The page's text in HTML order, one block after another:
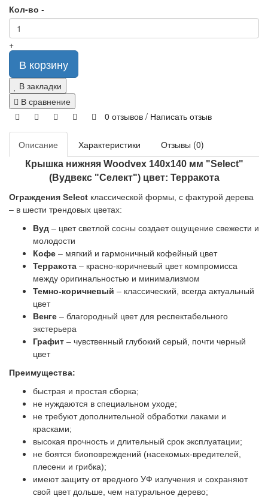
Кол-во -
+
В корзину
В закладки
В сравнение
0 отзывов / Написать отзыв
Описание Характеристики Отзывы (0)
Крышка нижняя Woodvex 140x140 мм "Select"
(Вудвекс "Селект") цвет: Терракота
Ограждения Select классической формы, с фактурой дерева
– в шести трендовых цветах:
Вуд – цвет светлой сосны создает ощущение свежести и
молодости
Кофе – мягкий и гармоничный кофейный цвет
Терракота – красно-коричневый цвет компромисса
между оригинальностью и минимализмом
Темно-коричневый – классический, всегда актуальный
цвет
Венге – благородный цвет для респектабельного
экстерьера
Графит – чувственный глубокий серый, почти черный
цвет
Преимущества:
быстрая и простая сборка;
не нуждаются в специальном уходе;
не требуют дополнительной обработки лаками и
красками;
высокая прочность и длительный срок эксплуатации;
не боятся биоповреждений (насекомых-вредителей,
плесени и грибка);
имеют защиту от вредного УФ излучения и сохраняют
свой цвет дольше, чем натуральное дерево;